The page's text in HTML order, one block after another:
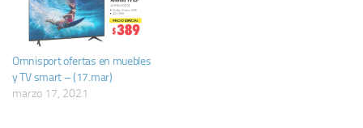
Omnisport ofertas en muebles
y TV smart – (17.mar)
marzo 17, 2021